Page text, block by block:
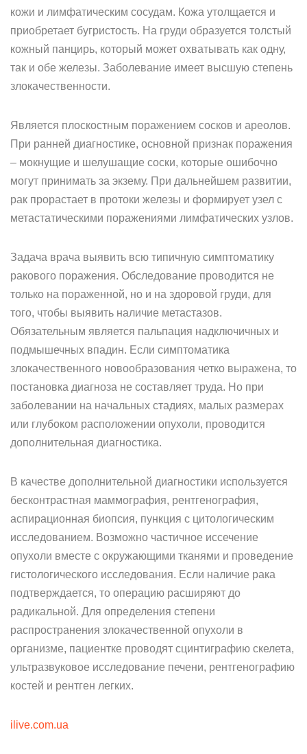
кожи и лимфатическим сосудам. Кожа утолщается и
приобретает бугристость. На груди образуется толстый
кожный панцирь, который может охватывать как одну,
так и обе железы. Заболевание имеет высшую степень
злокачественности.
Является плоскостным поражением сосков и ареолов.
При ранней диагностике, основной признак поражения
– мокнущие и шелушащие соски, которые ошибочно
могут принимать за экзему. При дальнейшем развитии,
рак прорастает в протоки железы и формирует узел с
метастатическими поражениями лимфатических узлов.
Задача врача выявить всю типичную симптоматику
ракового поражения. Обследование проводится не
только на пораженной, но и на здоровой груди, для
того, чтобы выявить наличие метастазов.
Обязательным является пальпация надключичных и
подмышечных впадин. Если симптоматика
злокачественного новообразования четко выражена, то
постановка диагноза не составляет труда. Но при
заболевании на начальных стадиях, малых размерах
или глубоком расположении опухоли, проводится
дополнительная диагностика.
В качестве дополнительной диагностики используется
бесконтрастная маммография, рентгенография,
аспирационная биопсия, пункция с цитологическим
исследованием. Возможно частичное иссечение
опухоли вместе с окружающими тканями и проведение
гистологического исследования. Если наличие рака
подтверждается, то операцию расширяют до
радикальной. Для определения степени
распространения злокачественной опухоли в
организме, пациентке проводят сцинтиграфию скелета,
ультразвуковое исследование печени, рентгенографию
костей и рентген легких.
ilive.com.ua